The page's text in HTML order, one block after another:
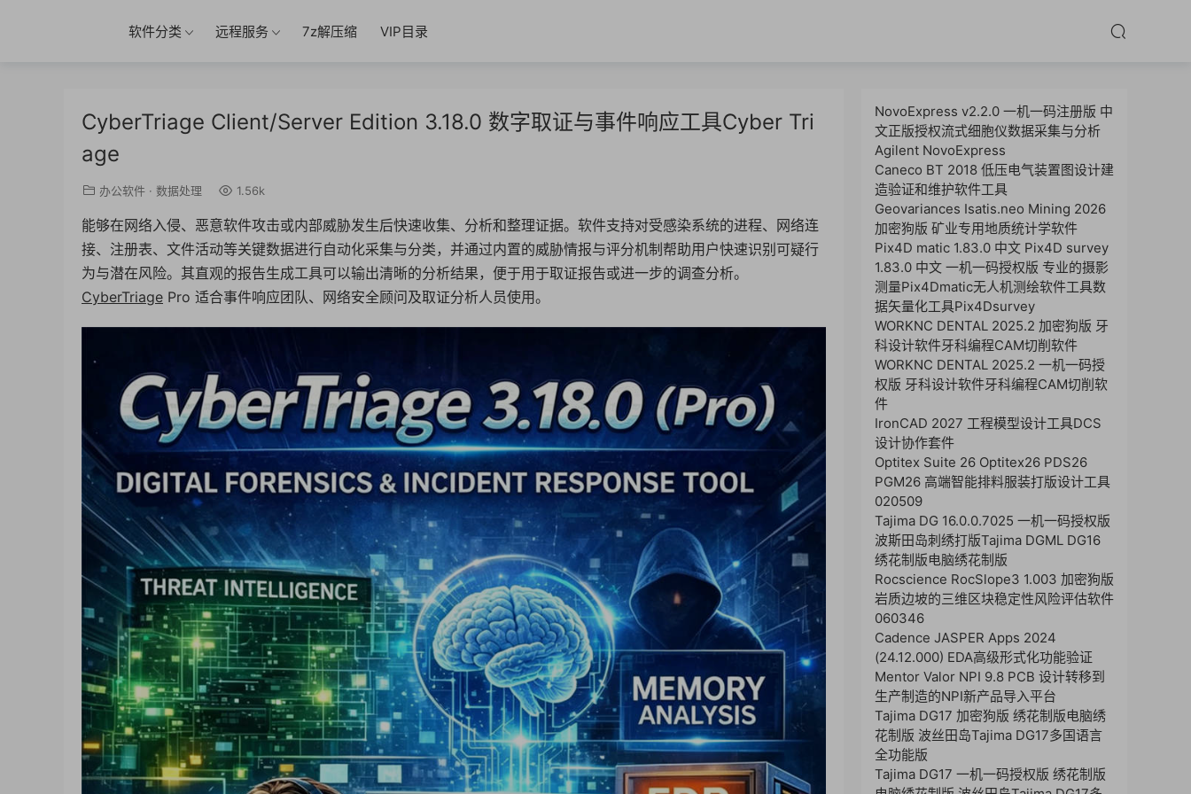
软件分类 远程服务 7z解压缩 VIP目录
CyberTriage Client/Server Edition 3.18.0 数字取证与事件响应工具Cyber Tri
age
办公软件 · 数据处理 1.56k
能够在网络入侵、恶意软件攻击或内部威胁发生后快速收集、分析和整理证据。软件支持对受感染系统的进程、网络连
接、注册表、文件活动等关键数据进行自动化采集与分类，并通过内置的威胁情报与评分机制帮助用户快速识别可疑行
为与潜在风险。其直观的报告生成工具可以输出清晰的分析结果，便于用于取证报告或进一步的调查分析。
CyberTriage Pro 适合事件响应团队、网络安全顾问及取证分析人员使用。
NovoExpress v2.2.0 一机一码注册版 中
文正版授权流式细胞仪数据采集与分析
Agilent NovoExpress
Caneco BT 2018 低压电气装置图设计建
造验证和维护软件工具
Geovariances Isatis.neo Mining 2026
加密狗版 矿业专用地质统计学软件
Pix4D matic 1.83.0 中文 Pix4D survey
1.83.0 中文 一机一码授权版 专业的摄影
测量Pix4Dmatic无人机测绘软件工具数
据矢量化工具Pix4Dsurvey
WORKNC DENTAL 2025.2 加密狗版 牙
科设计软件牙科编程CAM切削软件
WORKNC DENTAL 2025.2 一机一码授
权版 牙科设计软件牙科编程CAM切削软
件
IronCAD 2027 工程模型设计工具DCS
设计协作套件
Optitex Suite 26 Optitex26 PDS26
PGM26 高端智能排料服装打版设计工具
020509
Tajima DG 16.0.0.7025 一机一码授权版
波斯田岛刺绣打版Tajima DGML DG16
绣花制版电脑绣花制版
Rocscience RocSlope3 1.003 加密狗版
岩质边坡的三维区块稳定性风险评估软件
060346
Cadence JASPER Apps 2024
(24.12.000) EDA高级形式化功能验证
Mentor Valor NPI 9.8 PCB 设计转移到
生产制造的NPI新产品导入平台
Tajima DG17 加密狗版 绣花制版电脑绣
花制版 波丝田岛Tajima DG17多国语言
全功能版
Tajima DG17 一机一码授权版 绣花制版